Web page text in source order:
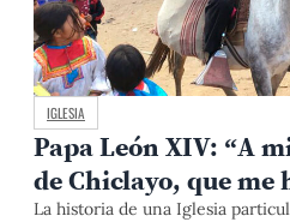
IGLESIA
Papa León XIV: “A
de Chiclayo, que me
La historia de una Iglesia